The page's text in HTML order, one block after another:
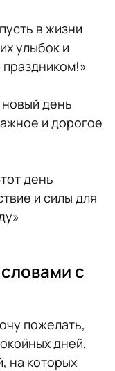
в жизни
улыбок и
день
и дорогое
день
и силы для
с
пожелать,
дней,
на которых